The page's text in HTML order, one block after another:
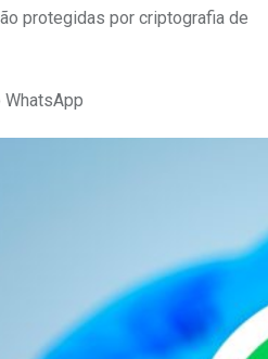
protegidas por criptografia de